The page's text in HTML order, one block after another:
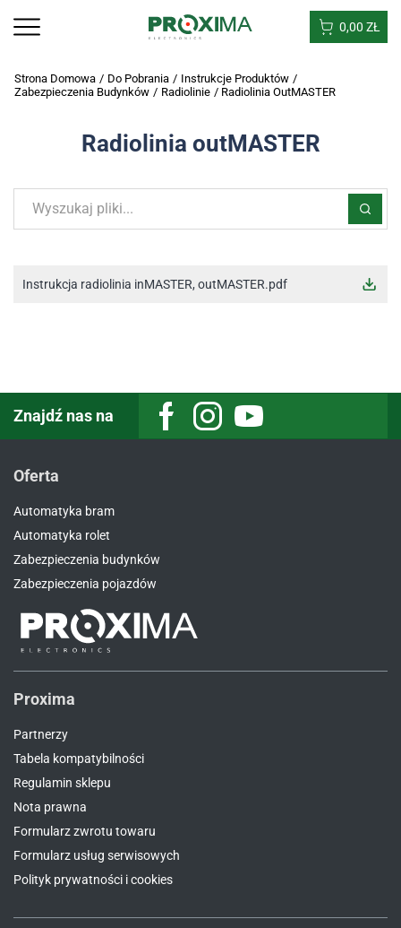
0,00 ZŁ
Strona Domowa / Do Pobrania / Instrukcje Produktów /
Zabezpieczenia Budynków / Radiolinie / Radiolinia OutMASTER
Radiolinia outMASTER
Instrukcja radiolinia inMASTER, outMASTER.pdf
Znajdź nas na FacebookInstagramYoutube
Oferta
Automatyka bram
Automatyka rolet
Zabezpieczenia budynków
Zabezpieczenia pojazdów
Proxima
Partnerzy
Tabela kompatybilności
Regulamin sklepu
Nota prawna
Formularz zwrotu towaru
Formularz usług serwisowych
Polityk prywatności i cookies